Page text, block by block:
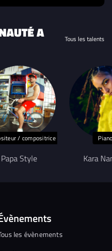
A Tous les talents
/ compositrice
Papa Style Kara
les évènements